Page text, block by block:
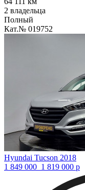
2 владельца
Полный
Кат.№ 019752
Hyundai Tucson 2018
1 849 000 1 819 000 р